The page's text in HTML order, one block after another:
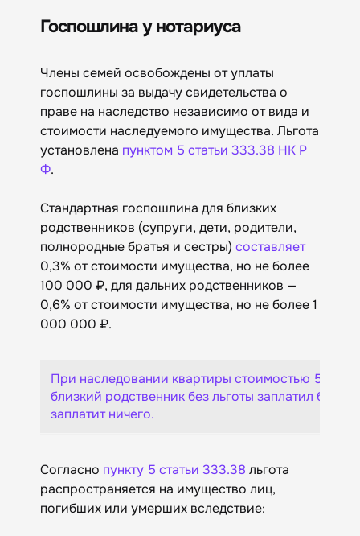
Госпошлина у нотариуса
Члены семей освобождены от уплаты
госпошлины за выдачу свидетельства о
праве на наследство независимо от вида и
стоимости наследуемого имущества. Льгота
установлена пунктом 5 статьи 333.38 НК Р
Ф.
Стандартная госпошлина для близких
родственников (супруги, дети, родители,
полнородные братья и сестры) составляет
0,3% от стоимости имущества, но не более
100 000 ₽, для дальних родственников —
0,6% от стоимости имущества, но не более 1
000 000 ₽.
При наследовании квартиры стоимостью 5
близкий родственник без льготы заплатил бы:
заплатит ничего.
Согласно пункту 5 статьи 333.38 льгота
распространяется на имущество лиц,
погибших или умерших вследствие: